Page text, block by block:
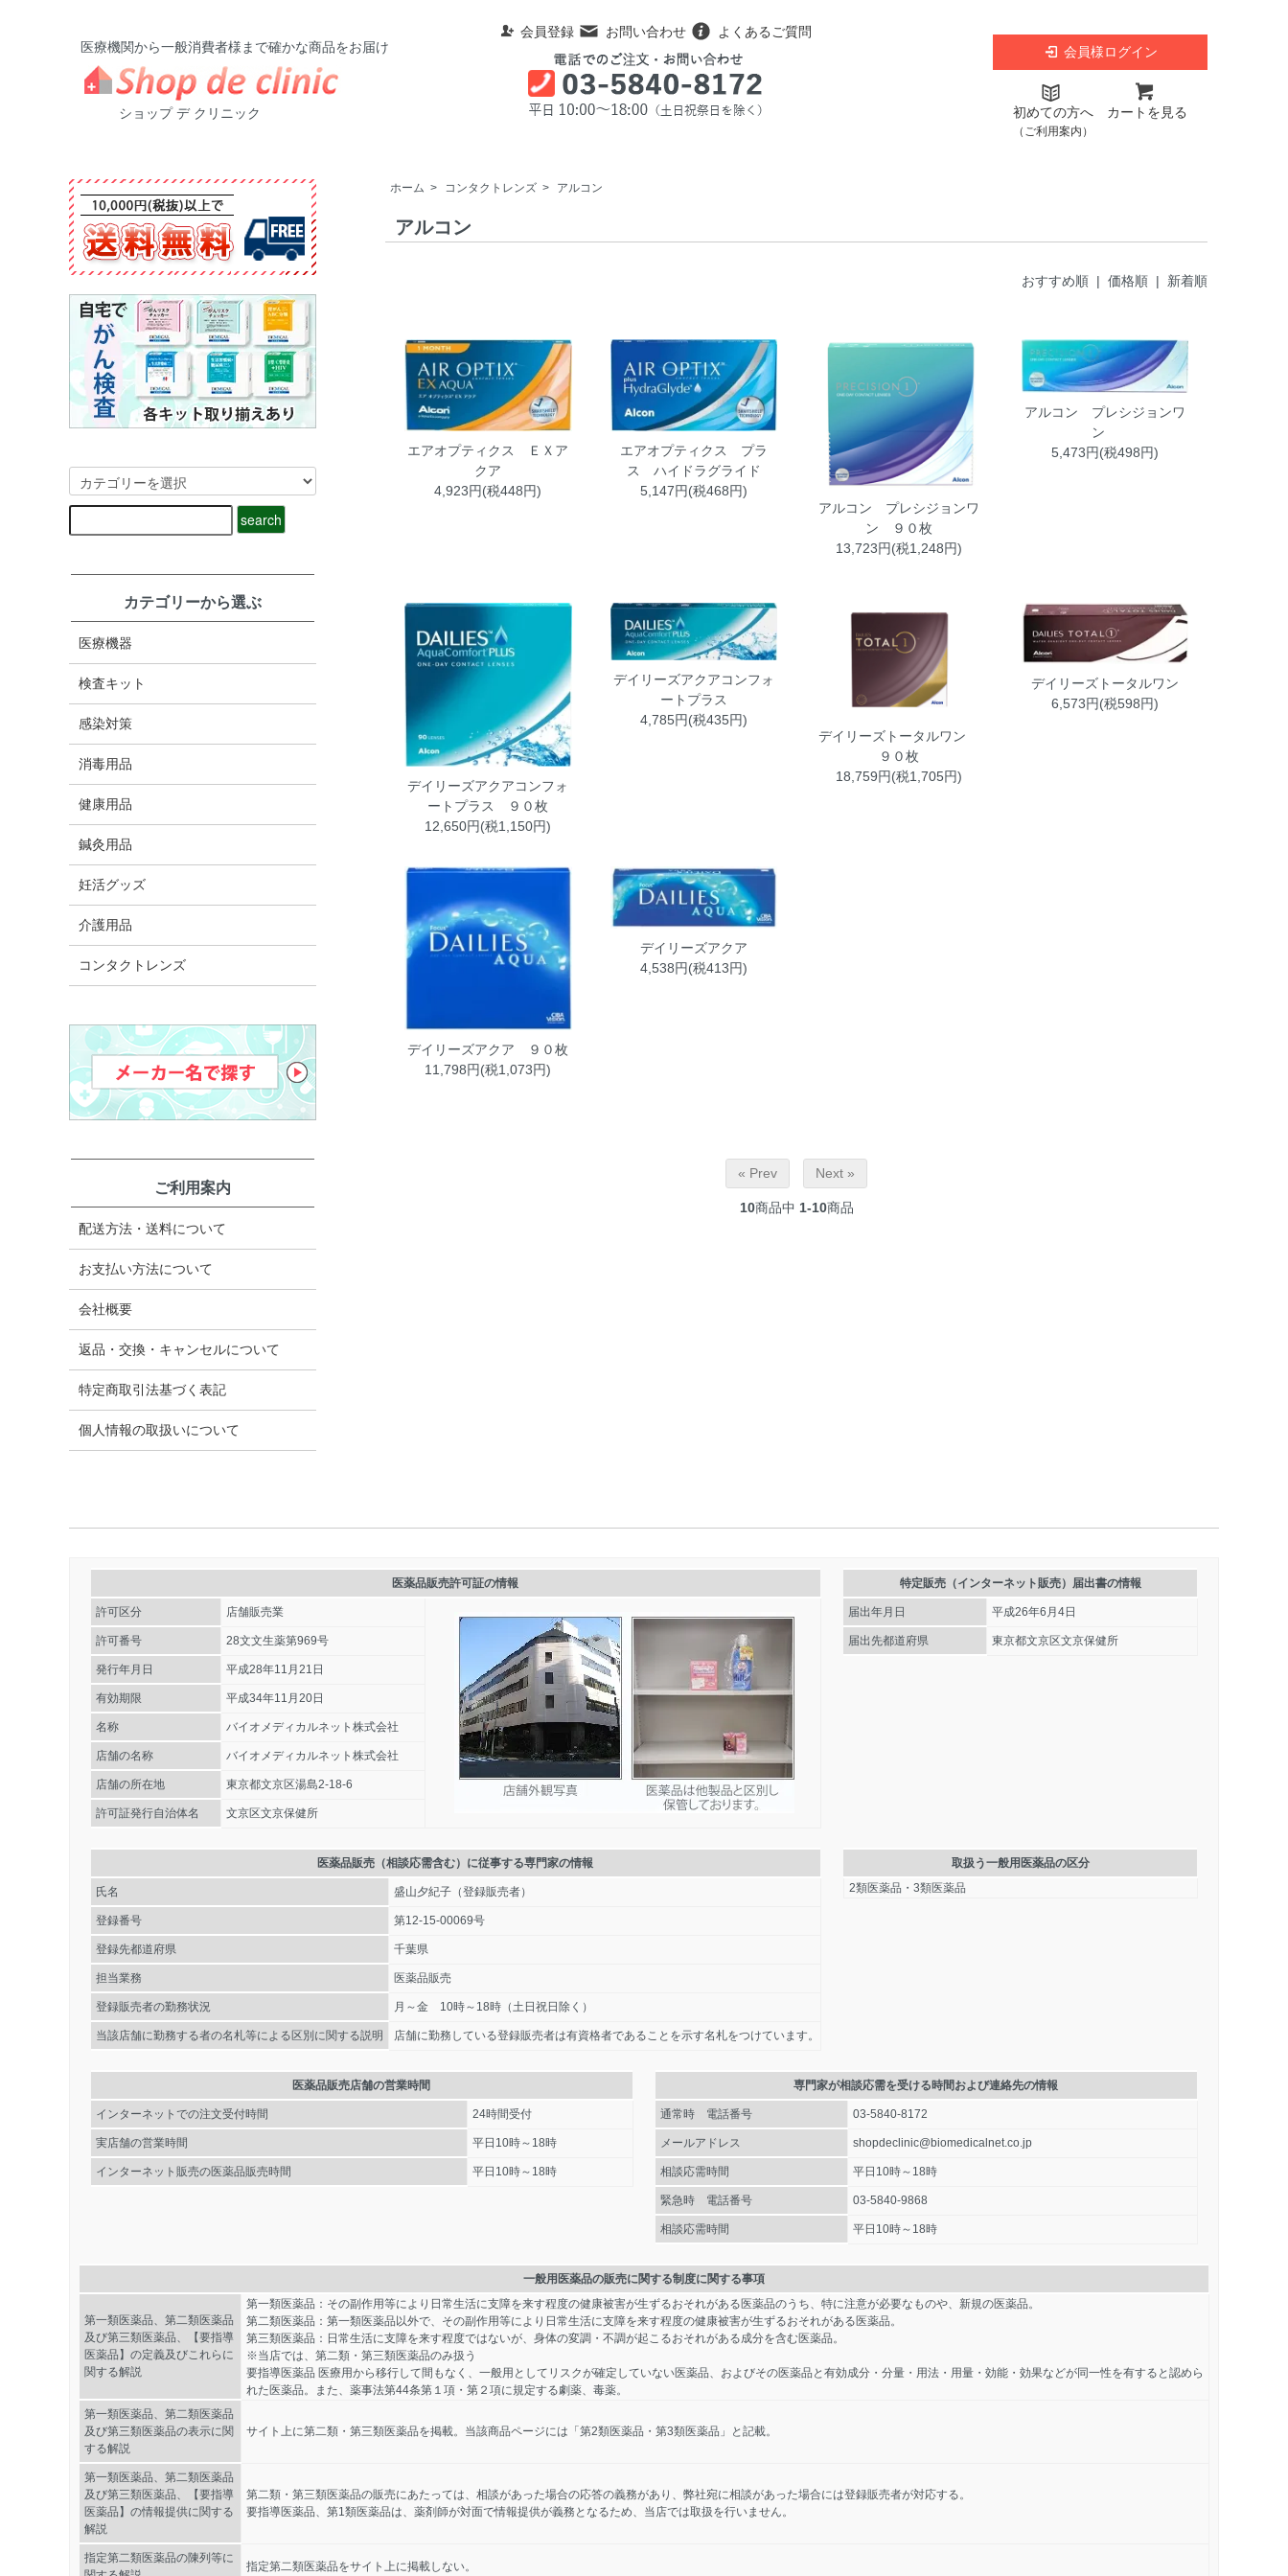
医療機関から一般消費者様まで確かな商品をお届け
ショップ デ クリニック
会員登録 お問い合わせ
よくあるご質問
会員様ログイン
初めての方へ
（ご利用案内）
カートを見る
ホーム > コンタクトレンズ > アルコン
アルコン
おすすめ順 | 価格順 | 新着順
エアオプティクス ＥＸア
クア
4,923円(税448円)
エアオプティクス プラ
ス ハイドラグライド
5,147円(税468円)
アルコン プレシジョンワ
ン ９０枚
13,723円(税1,248円)
アルコン プレシジョンワ
ン
5,473円(税498円)
デイリーズアクアコンフォ
ートプラス ９０枚
12,650円(税1,150円)
デイリーズアクアコンフォ
ートプラス
4,785円(税435円)
デイリーズトータルワン
９０枚
18,759円(税1,705円)
デイリーズトータルワン
6,573円(税598円)
デイリーズアクア ９０枚
11,798円(税1,073円)
デイリーズアクア
4,538円(税413円)
« Prev Next »
10商品中 1-10商品
カテゴリーから選ぶ
医療機器
検査キット
感染対策
消毒用品
健康用品
鍼灸用品
妊活グッズ
介護用品
コンタクトレンズ
ご利用案内
配送方法・送料について
お支払い方法について
会社概要
返品・交換・キャンセルについて
特定商取引法​基づく表記
個人情報の取扱いについて
医薬品販売許可証の情報
許可区分 店舗販売業
許可番号 28文文生薬第969号
発行年月日 平成28年11月21日
有効期限 平成34年11月20日
名称 バイオメディカルネット株式会社
店舗の名称 バイオメディカルネット株式会社
店舗の所在地 東京都文京区湯島2-18-6
許可証発行自治体名 文京区文京保健所
特定販売（インターネット販売）届出書の情報
届出年月日 平成26年6月4日
届出先都道府県 東京都文京区文京保健所
医薬品販売（相談応需含む）に従事する専門家の情報
氏名 盛山夕紀子（登録販売者）
登録番号 第12-15-00069号
登録先都道府県 千葉県
担当業務 医薬品販売
登録販売者の勤務状況 月～金 10時～18時（土日祝日除く）
当該店舗に勤務する者の名札等による区別に関する説明 店舗に勤務している登録販売者は有資格者であることを示す名札をつけています。
取扱う一般用医薬品の区分
2類医薬品・3類医薬品
医薬品販売店舗の営業時間
インターネットでの注文受付時間 24時間受付
実店舗の営業時間 平日10時～18時
インターネット販売の医薬品販売時間 平日10時～18時
専門家が相談応需を受ける時間および連絡先の情報
通常時 電話番号 03-5840-8172
メールアドレス shopdeclinic@biomedicalnet.co.jp
相談応需時間 平日10時～18時
緊急時 電話番号 03-5840-9868
相談応需時間 平日10時～18時
一般用医薬品の販売に関する制度に関する事項
第一類医薬品、第二類医薬品
及び第三類医薬品、【要指導
医薬品】の定義及びこれらに
関する解説
第一類医薬品：その副作用等により日常生活に支障を来す程度の健康被害が生ずるおそれがある医薬品のうち、特に注意が必要なものや、新規の医薬品。
第二類医薬品：第一類医薬品以外で、その副作用等により日常生活に支障を来す程度の健康被害が生ずるおそれがある医薬品。
第三類医薬品：日常生活に支障を来す程度ではないが、身体の変調・不調が起こるおそれがある成分を含む医薬品。
※当店では、第二類・第三類医薬品のみ扱う
要指導医薬品 医療用から移行して間もなく、一般用としてリスクが確定していない医薬品、およびその医薬品と有効成分・分量・用法・用量・効能・効果などが同一性を有すると認めら
れた医薬品。また、薬事法第44条第１項・第２項に規定する劇薬、毒薬。
第一類医薬品、第二類医薬品
及び第三類医薬品の表示に関
する解説
サイト上に第二類・第三類医薬品を掲載。当該商品ページには「第2類医薬品・第3類医薬品」と記載。
第一類医薬品、第二類医薬品
及び第三類医薬品、【要指導
医薬品】の情報提供に関する
解説
第二類・第三類医薬品の販売にあたっては、相談があった場合の応答の義務があり、弊社宛に相談があった場合には登録販売者が対応する。
要指導医薬品、第1類医薬品は、薬剤師が対面で情報提供が義務となるため、当店では取扱を行いません。
指定第二類医薬品の陳列等に
指定第二類医薬品をサイト上に掲載しない。